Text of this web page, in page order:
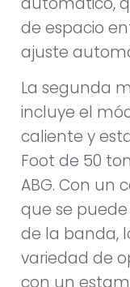
de espacio
ajuste
La segunda
incluye el
caliente y
Foot de 50
ABG. Con un
que se
de la banda,
variedad de
con un